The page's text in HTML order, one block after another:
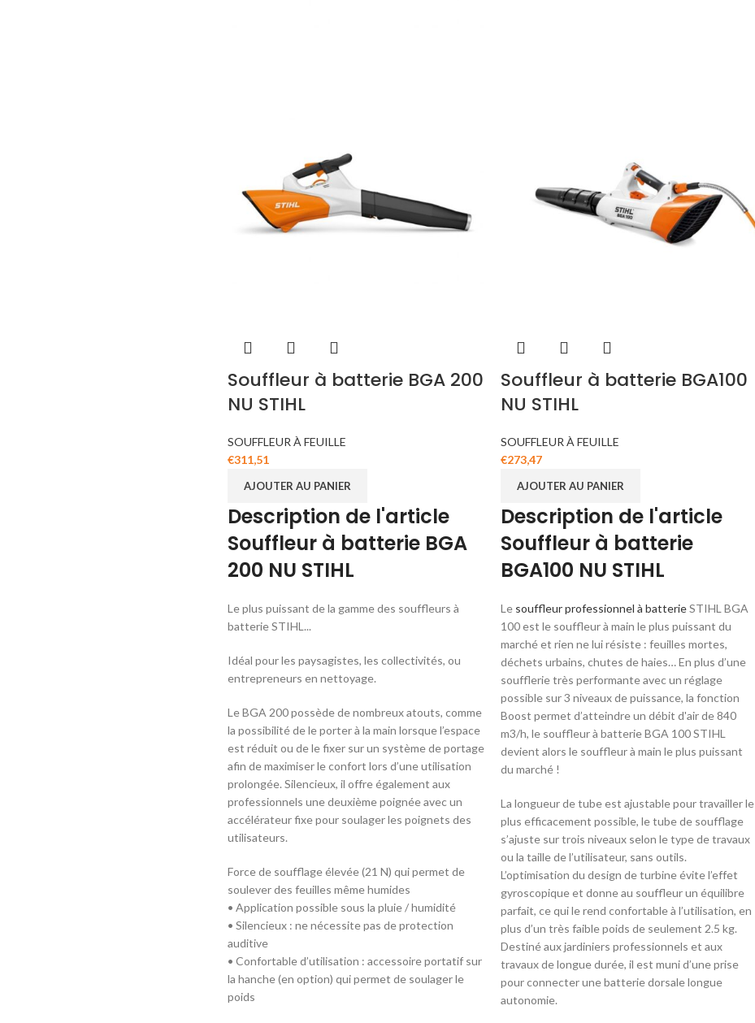
Souffleur à batterie BGA 200
NU STIHL
SOUFFLEUR À FEUILLE
€311,51
AJOUTER AU PANIER
Description de l'article
Souffleur à batterie BGA
200 NU STIHL
Le plus puissant de la gamme des souffleurs à
batterie STIHL...
Idéal pour les paysagistes, les collectivités, ou
entrepreneurs en nettoyage.
Le BGA 200 possède de nombreux atouts, comme
la possibilité de le porter à la main lorsque l’espace
est réduit ou de le fixer sur un système de portage
afin de maximiser le confort lors d’une utilisation
prolongée. Silencieux, il offre également aux
professionnels une deuxième poignée avec un
accélérateur fixe pour soulager les poignets des
utilisateurs.
Force de soufflage élevée (21 N) qui permet de
soulever des feuilles même humides
• Application possible sous la pluie / humidité
• Silencieux : ne nécessite pas de protection
auditive
• Confortable d’utilisation : accessoire portatif sur
la hanche (en option) qui permet de soulager le
poids
Souffleur à batterie BGA100
NU STIHL
SOUFFLEUR À FEUILLE
€273,47
AJOUTER AU PANIER
Description de l'article
Souffleur à batterie
BGA100 NU STIHL
Le souffleur professionnel à batterieSTIHL BGA
100 est le souffleur à main le plus puissant du
marché et rien ne lui résiste : feuilles mortes,
déchets urbains, chutes de haies… En plus d’une
soufflerie très performante avec un réglage
possible sur 3 niveaux de puissance, la fonction
Boost permet d’atteindre un débit d'air de 840
m3/h, le souffleur à batterie BGA 100 STIHL
devient alors le souffleur à main le plus puissant
du marché !
La longueur de tube est ajustable pour travailler le
plus efficacement possible, le tube de soufflage
s’ajuste sur trois niveaux selon le type de travaux
ou la taille de l’utilisateur, sans outils.
L’optimisation du design de turbine évite l’effet
gyroscopique et donne au souffleur un équilibre
parfait, ce qui le rend confortable à l’utilisation, en
plus d’un très faible poids de seulement 2.5 kg.
Destiné aux jardiniers professionnels et aux
travaux de longue durée, il est muni d’une prise
pour connecter une batterie dorsale longue
autonomie.